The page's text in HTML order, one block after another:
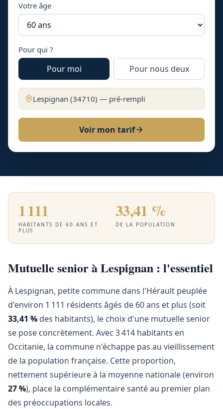
Votre âge
Pour qui ?
Pour moi Pour nous deux
Lespignan (34710) — pré-rempli
Voir mon tarif
1 111
HABITANTS DE 60 ANS ET
PLUS
33,41 %
DE LA POPULATION
Mutuelle senior à Lespignan : l'essentiel
À Lespignan, petite commune dans l'Hérault peuplée
d'environ 1 111 résidents âgés de 60 ans et plus (soit
33,41 % des habitants), le choix d'une mutuelle senior
se pose concrètement. Avec 3 414 habitants en
Occitanie, la commune n'échappe pas au vieillissement
de la population française. Cette proportion,
nettement supérieure à la moyenne nationale (environ
27 %), place la complémentaire santé au premier plan
des préoccupations locales.